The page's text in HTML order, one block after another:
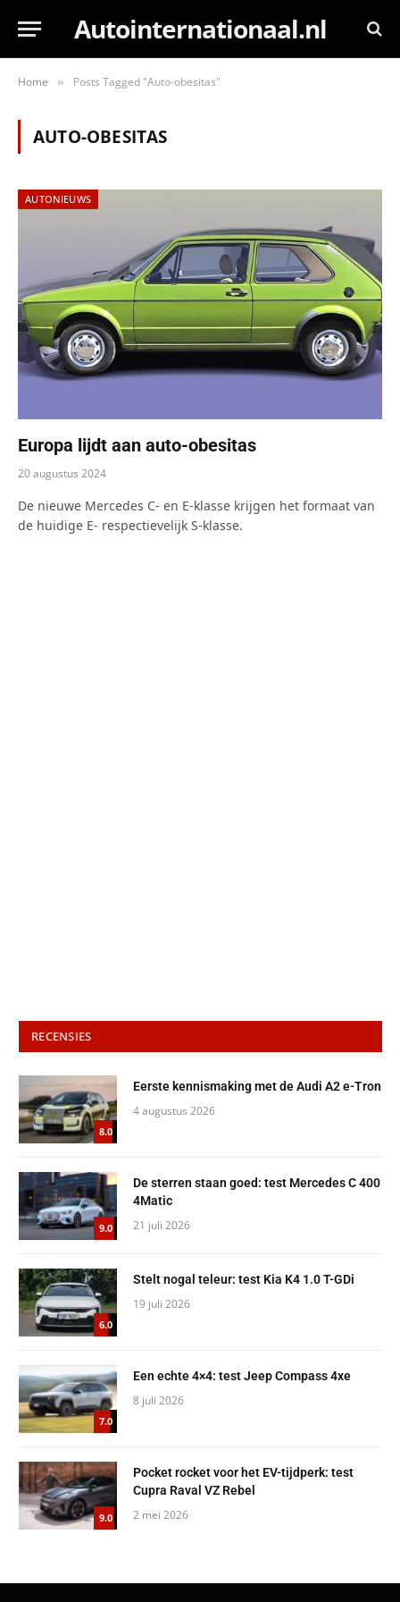
Autointernationaal.nl
Home » Posts Tagged "Auto-obesitas"
AUTO-OBESITAS
AUTONIEUWS
Europa lijdt aan auto-obesitas
20 augustus 2024
De nieuwe Mercedes C- en E-klasse krijgen het formaat van
de huidige E- respectievelijk S-klasse.
RECENSIES
8.0
Eerste kennismaking met de Audi A2 e-Tron
4 augustus 2026
9.0
De sterren staan goed: test Mercedes C 400
4Matic
21 juli 2026
6.0
Stelt nogal teleur: test Kia K4 1.0 T-GDi
19 juli 2026
7.0
Een echte 4×4: test Jeep Compass 4xe
8 juli 2026
9.0
Pocket rocket voor het EV-tijdperk: test
Cupra Raval VZ Rebel
2 mei 2026